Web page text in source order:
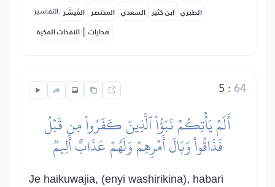
التفاسير: المُيسَّر المختصر السعدي ابن كثير الطبري
النفحات المكية | هدايات
5 :64
أَلَمۡ يَأۡتِكُمۡ نَبَؤُاْ ٱلَّذِينَ كَفَرُواْ مِن قَبۡلُ
فَذَاقُواْ وَبَالَ أَمۡرِهِمۡ وَلَهُمۡ عَذَابٌ أَلِيمٞ
Je haikuwajia, (enyi washirikina), habari